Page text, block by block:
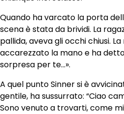
Quando ha varcato la porta
scena è stata da brividi. La
pallida, aveva gli occhi chiusi.
accarezzato la mano e ha
sorpresa per te…».
A quel punto Sinner si è
gentile, ha sussurrato: “Ciao
Sono venuto a trovarti, come